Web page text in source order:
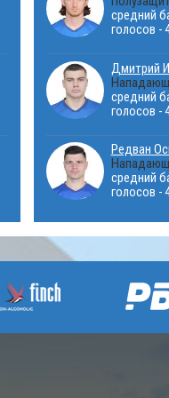
средний
голосов -
Дмитрий
средний
голосов -
Редван
средний
голосов -